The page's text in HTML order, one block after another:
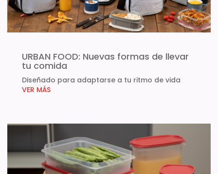
URBAN FOOD: Nuevas formas de llevar
tu comida
Diseñado para adaptarse a tu ritmo de vida
VER MÁS